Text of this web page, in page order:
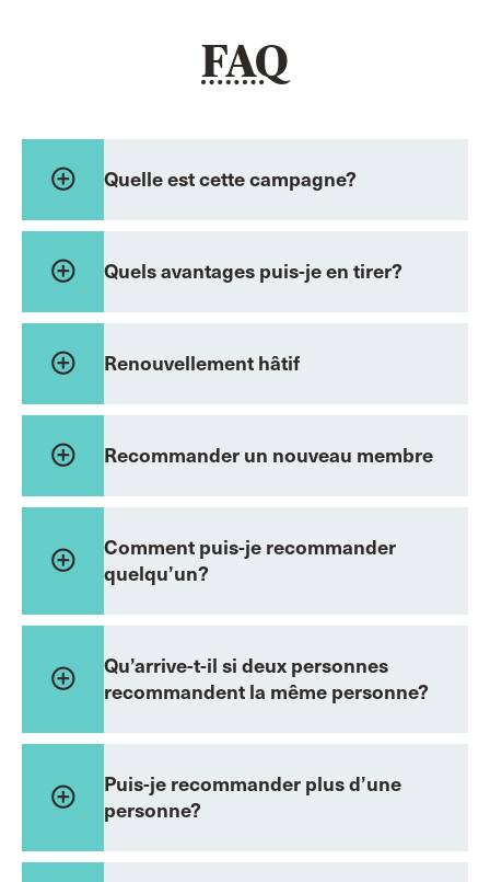
FAQ
Quelle est cette campagne?
add_circle_outline
Quels avantages puis-je en tirer?
add_circle_outline
Renouvellement hâtif
add_circle_outline
Recommander un nouveau membre
add_circle_outline
Comment puis-je recommander
quelqu’un?
add_circle_outline
Qu’arrive-t-il si deux personnes
recommandent la même personne?
add_circle_outline
Puis-je recommander plus d’une
personne?
add_circle_outline